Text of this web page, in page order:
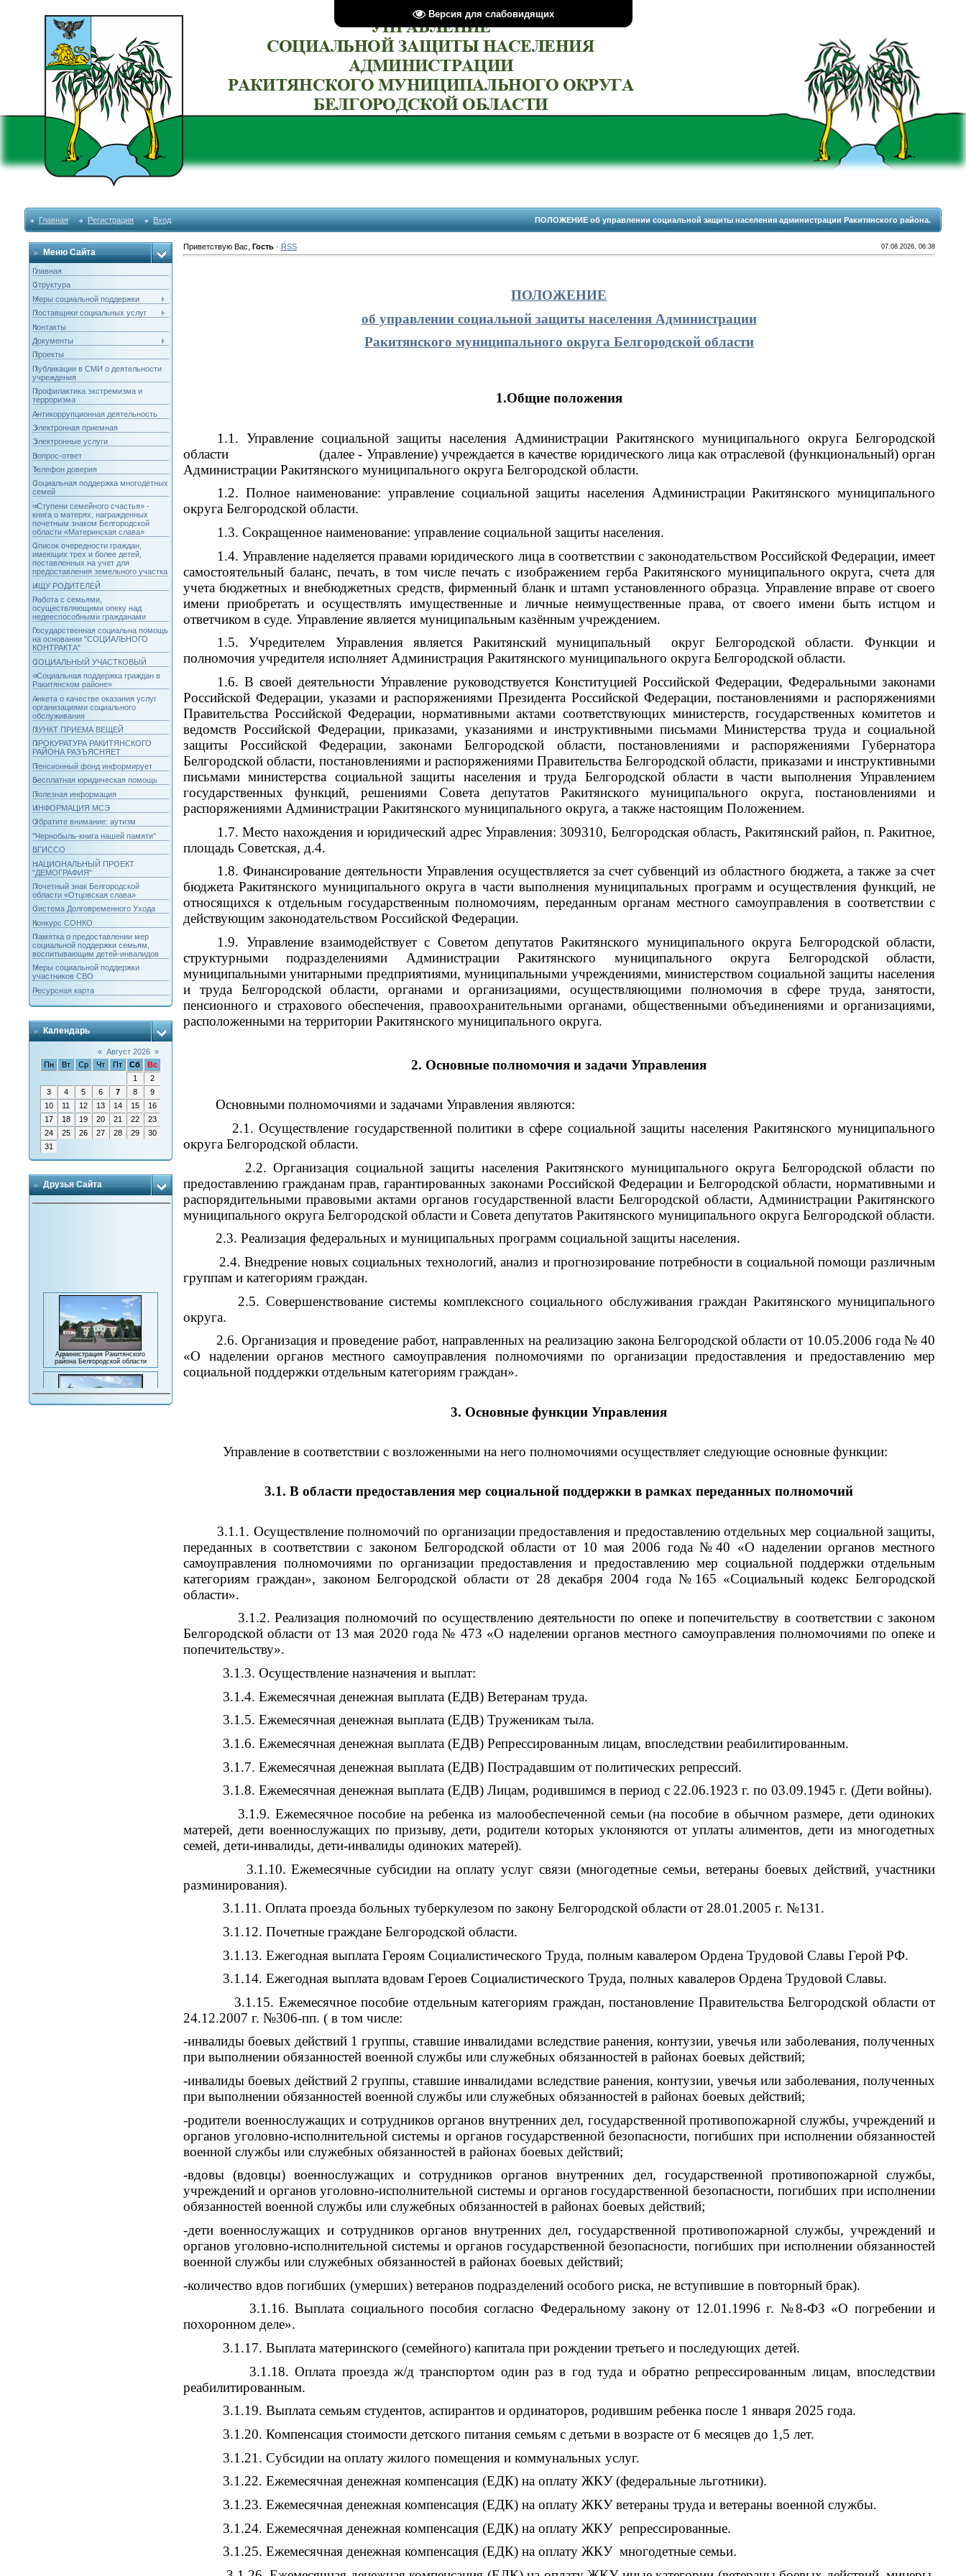
Версия для слабовидящих
Главная Регистрация Вход ПОЛОЖЕНИЕ об управлении социальной защиты населения администрации Ракитянского района.
Меню Сайта
Главная
Структура
Меры социальной поддержки
Поставщики социальных услуг
Контакты
Документы
Проекты
Публикации в СМИ о деятельности
учреждения
Профилактика экстремизма и
терроризма
Антикоррупционная деятельность
Электронная приемная
Электронные услуги
Вопрос-ответ
Телефон доверия
Социальная поддержка многодетных
семей
«Ступени семейного счастья» -
книга о матерях, награжденных
почетным знаком Белгородской
области «Материнская слава»
Список очередности граждан,
имеющих трех и более детей,
поставленных на учет для
предоставления земельного участка
ИЩУ РОДИТЕЛЕЙ
Работа с семьями,
осуществляющими опеку над
недееспособными гражданами
Государственная социальна помощь
на основании "СОЦИАЛЬНОГО
КОНТРАКТА"
СОЦИАЛЬНЫЙ УЧАСТКОВЫЙ
«Социальная поддержка граждан в
Ракитянском районе»
Анкета о качестве оказания услуг
организациями социального
обслуживания
ПУНКТ ПРИЕМА ВЕЩЕЙ
ПРОКУРАТУРА РАКИТЯНСКОГО
РАЙОНА РАЗЪЯСНЯЕТ
Пенсионный фонд информирует
Бесплатная юридическая помощь
Полезная информация
ИНФОРМАЦИЯ МСЭ
Обратите внимание: аутизм
"Чернобыль-книга нашей памяти"
ЕГИССО
НАЦИОНАЛЬНЫЙ ПРОЕКТ
"ДЕМОГРАФИЯ"
Почетный знак Белгородской
области «Отцовская слава»
Система Долговременного Ухода
Конкурс СОНКО
Памятка о предоставлении мер
социальной поддержки семьям,
воспитывающим детей-инвалидов
Меры социальной поддержки
участников СВО
Ресурсная карта
Календарь
« Август 2026 »
Пн
Вт Ср Чт Пт Сб
Вс
1
2
3
4 5 6 7 8
9
10
11 12 13 14 15
16
17
18 19 20 21 22
23
24
25 26 27 28 29
30
31
Друзья Сайта
Администрация Ракитянского
района Белгородской области
Приветствую Вас Гость· RSS 07.08.2026, 06:38
ПОЛОЖЕНИЕ
об управлении социальной защиты населения Администрации
Ракитянского муниципального округа Белгородской области
1.Общие положения
1.1. Управление социальной защиты населения Администрации Ракитянского муниципального округа Белгородской
области (далее - Управление) учреждается в качестве юридического лица как отраслевой (функциональный) орган
Администрации Ракитянского муниципального округа Белгородской области.
1.2. Полное наименование: управление социальной защиты населения Администрации Ракитянского муниципального
округа Белгородской области.
1.3. Сокращенное наименование: управление социальной защиты населения.
1.4. Управление наделяется правами юридического лица в соответствии с законодательством Российской Федерации, имеет
самостоятельный баланс, печать, в том числе печать с изображением герба Ракитянского муниципального округа, счета для
учета бюджетных и внебюджетных средств, фирменный бланк и штамп установленного образца. Управление вправе от своего
имени приобретать и осуществлять имущественные и личные неимущественные права, от своего имени быть истцом и
ответчиком в суде. Управление является муниципальным казённым учреждением.
1.5. Учредителем Управления является Ракитянский муниципальный округ Белгородской области. Функции и
полномочия учредителя исполняет Администрация Ракитянского муниципального округа Белгородской области.
1.6. В своей деятельности Управление руководствуется Конституцией Российской Федерации, Федеральными законами
Российской Федерации, указами и распоряжениями Президента Российской Федерации, постановлениями и распоряжениями
Правительства Российской Федерации, нормативными актами соответствующих министерств, государственных комитетов и
ведомств Российской Федерации, приказами, указаниями и инструктивными письмами Министерства труда и социальной
защиты Российской Федерации, законами Белгородской области, постановлениями и распоряжениями Губернатора
Белгородской области, постановлениями и распоряжениями Правительства Белгородской области, приказами и инструктивными
письмами министерства социальной защиты населения и труда Белгородской области в части выполнения Управлением
государственных функций, решениями Совета депутатов Ракитянского муниципального округа, постановлениями и
распоряжениями Администрации Ракитянского муниципального округа, а также настоящим Положением.
1.7. Место нахождения и юридический адрес Управления: 309310, Белгородская область, Ракитянский район, п. Ракитное,
площадь Советская, д.4.
1.8. Финансирование деятельности Управления осуществляется за счет субвенций из областного бюджета, а также за счет
бюджета Ракитянского муниципального округа в части выполнения муниципальных программ и осуществления функций, не
относящихся к отдельным государственным полномочиям, переданным органам местного самоуправления в соответствии с
действующим законодательством Российской Федерации.
1.9. Управление взаимодействует с Советом депутатов Ракитянского муниципального округа Белгородской области,
структурными подразделениями Администрации Ракитянского муниципального округа Белгородской области,
муниципальными унитарными предприятиями, муниципальными учреждениями, министерством социальной защиты населения
и труда Белгородской области, органами и организациями, осуществляющими полномочия в сфере труда, занятости,
пенсионного и страхового обеспечения, правоохранительными органами, общественными объединениями и организациями,
расположенными на территории Ракитянского муниципального округа.
2. Основные полномочия и задачи Управления
Основными полномочиями и задачами Управления являются:
2.1. Осуществление государственной политики в сфере социальной защиты населения Ракитянского муниципального
округа Белгородской области.
2.2. Организация социальной защиты населения Ракитянского муниципального округа Белгородской области по
предоставлению гражданам прав, гарантированных законами Российской Федерации и Белгородской области, нормативными и
распорядительными правовыми актами органов государственной власти Белгородской области, Администрации Ракитянского
муниципального округа Белгородской области и Совета депутатов Ракитянского муниципального округа Белгородской области.
2.3. Реализация федеральных и муниципальных программ социальной защиты населения.
2.4. Внедрение новых социальных технологий, анализ и прогнозирование потребности в социальной помощи различным
группам и категориям граждан.
2.5. Совершенствование системы комплексного социального обслуживания граждан Ракитянского муниципального
округа.
2.6. Организация и проведение работ, направленных на реализацию закона Белгородской области от 10.05.2006 года № 40
«О наделении органов местного самоуправления полномочиями по организации предоставления и предоставлению мер
социальной поддержки отдельным категориям граждан».
3. Основные функции Управления
Управление в соответствии с возложенными на него полномочиями осуществляет следующие основные функции:
3.1. В области предоставления мер социальной поддержки в рамках переданных полномочий
3.1.1. Осуществление полномочий по организации предоставления и предоставлению отдельных мер социальной защиты,
переданных в соответствии с законом Белгородской области от 10 мая 2006 года №40 «О наделении органов местного
самоуправления полномочиями по организации предоставления и предоставлению мер социальной поддержки отдельным
категориям граждан», законом Белгородской области от 28 декабря 2004 года №165 «Социальный кодекс Белгородской
области».
3.1.2. Реализация полномочий по осуществлению деятельности по опеке и попечительству в соответствии с законом
Белгородской области от 13 мая 2020 года № 473 «О наделении органов местного самоуправления полномочиями по опеке и
попечительству».
3.1.3. Осуществление назначения и выплат:
3.1.4. Ежемесячная денежная выплата (ЕДВ) Ветеранам труда.
3.1.5. Ежемесячная денежная выплата (ЕДВ) Труженикам тыла.
3.1.6. Ежемесячная денежная выплата (ЕДВ) Репрессированным лицам, впоследствии реабилитированным.
3.1.7. Ежемесячная денежная выплата (ЕДВ) Пострадавшим от политических репрессий.
3.1.8. Ежемесячная денежная выплата (ЕДВ) Лицам, родившимся в период с 22.06.1923 г. по 03.09.1945 г. (Дети войны).
3.1.9. Ежемесячное пособие на ребенка из малообеспеченной семьи (на пособие в обычном размере, дети одиноких
матерей, дети военнослужащих по призыву, дети, родители которых уклоняются от уплаты алиментов, дети из многодетных
семей, дети-инвалиды, дети-инвалиды одиноких матерей).
3.1.10. Ежемесячные субсидии на оплату услуг связи (многодетные семьи, ветераны боевых действий, участники
разминирования).
3.1.11. Оплата проезда больных туберкулезом по закону Белгородской области от 28.01.2005 г. №131.
3.1.12. Почетные граждане Белгородской области.
3.1.13. Ежегодная выплата Героям Социалистического Труда, полным кавалером Ордена Трудовой Славы Герой РФ.
3.1.14. Ежегодная выплата вдовам Героев Социалистического Труда, полных кавалеров Ордена Трудовой Славы.
3.1.15. Ежемесячное пособие отдельным категориям граждан, постановление Правительства Белгородской области от
24.12.2007 г. №306-пп. ( в том числе:
-инвалиды боевых действий 1 группы, ставшие инвалидами вследствие ранения, контузии, увечья или заболевания, полученных
при выполнении обязанностей военной службы или служебных обязанностей в районах боевых действий;
-инвалиды боевых действий 2 группы, ставшие инвалидами вследствие ранения, контузии, увечья или заболевания, полученных
при выполнении обязанностей военной службы или служебных обязанностей в районах боевых действий;
-родители военнослужащих и сотрудников органов внутренних дел, государственной противопожарной службы, учреждений и
органов уголовно-исполнительной системы и органов государственной безопасности, погибших при исполнении обязанностей
военной службы или служебных обязанностей в районах боевых действий;
-вдовы (вдовцы) военнослужащих и сотрудников органов внутренних дел, государственной противопожарной службы,
учреждений и органов уголовно-исполнительной системы и органов государственной безопасности, погибших при исполнении
обязанностей военной службы или служебных обязанностей в районах боевых действий;
-дети военнослужащих и сотрудников органов внутренних дел, государственной противопожарной службы, учреждений и
органов уголовно-исполнительной системы и органов государственной безопасности, погибших при исполнении обязанностей
военной службы или служебных обязанностей в районах боевых действий;
-количество вдов погибших (умерших) ветеранов подразделений особого риска, не вступившие в повторный брак).
3.1.16. Выплата социального пособия согласно Федеральному закону от 12.01.1996 г. №8-ФЗ «О погребении и
похоронном деле».
3.1.17. Выплата материнского (семейного) капитала при рождении третьего и последующих детей.
3.1.18. Оплата проезда ж/д транспортом один раз в год туда и обратно репрессированным лицам, впоследствии
реабилитированным.
3.1.19. Выплата семьям студентов, аспирантов и ординаторов, родившим ребенка после 1 января 2025 года.
3.1.20. Компенсация стоимости детского питания семьям с детьми в возрасте от 6 месяцев до 1,5 лет.
3.1.21. Субсидии на оплату жилого помещения и коммунальных услуг.
3.1.22. Ежемесячная денежная компенсация (ЕДК) на оплату ЖКУ (федеральные льготники).
3.1.23. Ежемесячная денежная компенсация (ЕДК) на оплату ЖКУ ветераны труда и ветераны военной службы.
3.1.24. Ежемесячная денежная компенсация (ЕДК) на оплату ЖКУ репрессированные.
3.1.25. Ежемесячная денежная компенсация (ЕДК) на оплату ЖКУ многодетные семьи.